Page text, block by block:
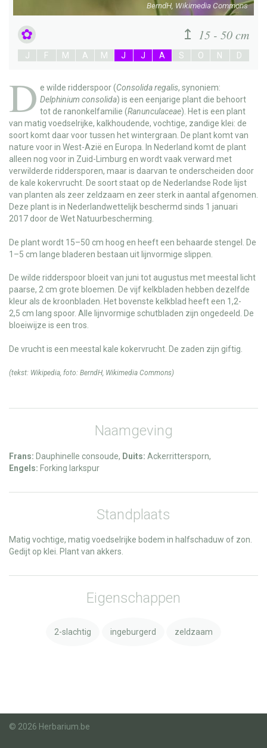
BerndH, Wikimedia Commons
15 - 50 cm
J F M A M J J A S O N D
D ewilde ridderspoor(Consolida regalis, synoniem:
Delphinium consolida) is een eenjarige plant die behoort
tot de ranonkelfamilie (Ranunculaceae). Het is een plant
van matig voedselrijke, kalkhoudende, vochtige, zandige klei: de
soort komt daar voor tussen het wintergraan. De plant komt van
nature voor in West-Azië en Europa. In Nederland komt de plant
alleen nog voor in Zuid-Limburg en wordt vaak verward met
verwilderde riddersporen, maar is daarvan te onderscheiden door
de kale kokervrucht. De soort staat op de Nederlandse Rode lijst
van planten als zeer zeldzaam en zeer sterk in aantal afgenomen.
Deze plant is in Nederlandwettelijk beschermd sinds 1 januari
2017 door de Wet Natuurbescherming.
De plant wordt 15–50 cm hoog en heeft een behaarde stengel. De
1–5 cm lange bladeren bestaan uit lijnvormige slippen.
De wilde ridderspoor bloeit van juni tot augustus met meestal licht
paarse, 2 cm grote bloemen. De vijf kelkbladen hebben dezelfde
kleur als de kroonbladen. Het bovenste kelkblad heeft een 1,2-
2,5 cm lang spoor. Alle lijnvormige schutbladen zijn ongedeeld. De
bloeiwijze is een tros.
De vrucht is een meestal kale kokervrucht. De zaden zijn giftig.
(tekst: Wikipedia, foto: BerndH, Wikimedia Commons)
Naamgeving
Frans: Dauphinelle consoude, Duits: Ackerrittersporn,
Engels: Forking larkspur
Standplaats
Matig vochtige, matig voedselrijke bodem in halfschaduw of zon.
Gedijt op klei. Plant van akkers.
Eigenschappen
2-slachtig ingeburgerd zeldzaam
© 2026 Herbarium.be